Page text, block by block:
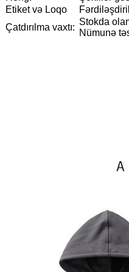
Etiket və Loqo
Çatdırılma vaxtı:
Stokda
Nümunə